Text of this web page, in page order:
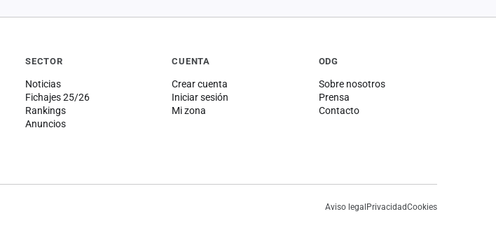
SECTOR
Noticias
Fichajes 25/26
Rankings
Anuncios
CUENTA
Crear cuenta
Iniciar sesión
Mi zona
ODG
Sobre nosotros
Prensa
Contacto
Aviso legalPrivacidadCookies